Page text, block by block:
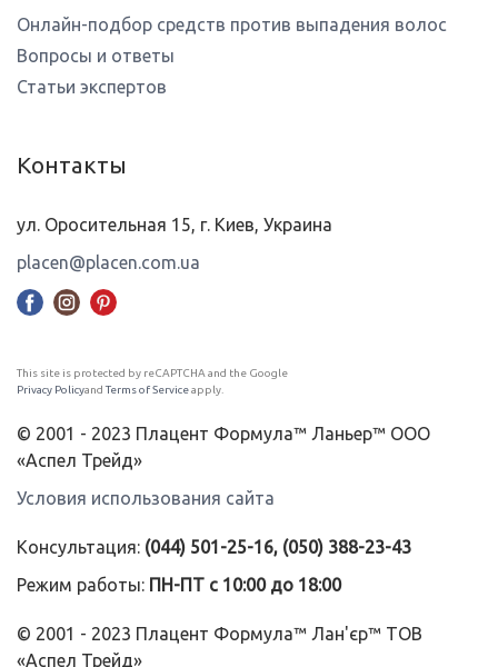
Онлайн-подбор средств против выпадения волос
Вопросы и ответы
Статьи экспертов
Контакты
ул. Оросительная 15, г. Киев, Украина
placen@placen.com.ua
This site is protected by reCAPTCHA and the Google
Privacy Policyand Terms of Serviceapply.
© 2001 - 2023 Плацент Формула™ Ланьер™ ООО
«Аспел Трейд»
Условия использования сайта
Консультация: (044) 501-25-16, (050) 388-23-43
Режим работы: ПН-ПТ с 10:00 до 18:00
© 2001 - 2023 Плацент Формула™ Лан'єр™ ТОВ
«Аспел Трейд»